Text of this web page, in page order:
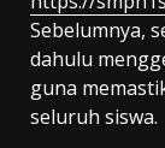
Sebelumnya,
dahulu
guna
seluruh siswa.